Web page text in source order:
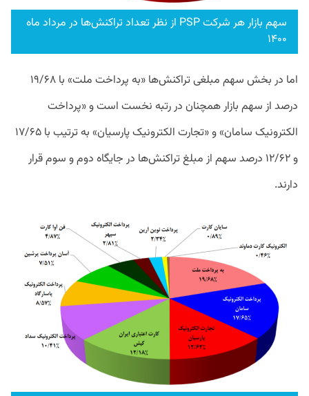
سهم بازار هر شرکت PSP از نظر تعداد تراکنش‌ها در مرداد ماه
۱۴۰۰
اما در بخش سهم مبلغی تراکنش‌ها «به پرداخت ملت» با ۱۹/۶۸
درصد از سهم بازار همچنان در رتبه نخست است و «پرداخت
الکترونیک سامان» و «تجارت الکترونیک پارسیان» به ترتیب با ۱۷/۶۵
و ۱۲/۶۲ درصد سهم از مبلغ تراکنش‌ها در جایگاه دوم و سوم قرار
دارند.